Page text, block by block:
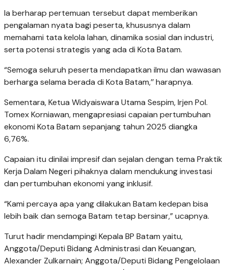
Ia berharap pertemuan tersebut dapat memberikan
pengalaman nyata bagi peserta, khususnya dalam
memahami tata kelola lahan, dinamika sosial dan industri,
serta potensi strategis yang ada di Kota Batam.
“Semoga seluruh peserta mendapatkan ilmu dan wawasan
berharga selama berada di Kota Batam,’’ harapnya.
Sementara, Ketua Widyaiswara Utama Sespim, Irjen Pol.
Tomex Korniawan, mengapresiasi capaian pertumbuhan
ekonomi Kota Batam sepanjang tahun 2025 diangka
6,76%.
Capaian itu dinilai impresif dan sejalan dengan tema Praktik
Kerja Dalam Negeri pihaknya dalam mendukung investasi
dan pertumbuhan ekonomi yang inklusif.
“Kami percaya apa yang dilakukan Batam kedepan bisa
lebih baik dan semoga Batam tetap bersinar,” ucapnya.
Turut hadir mendampingi Kepala BP Batam yaitu,
Anggota/Deputi Bidang Administrasi dan Keuangan,
Alexander Zulkarnain; Anggota/Deputi Bidang Pengelolaan